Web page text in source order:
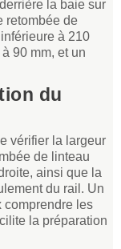
la baie sur
retombée de
à 210
90 mm, et un
du
vérifier la largeur
de linteau
ainsi que la
du rail. Un
comprendre les
la préparation